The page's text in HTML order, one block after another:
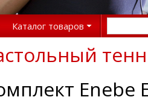
Каталог товаров
Enebe